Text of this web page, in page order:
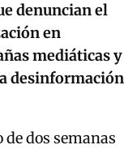
denuncian el
en
mediáticas y
desinformación
dos semanas